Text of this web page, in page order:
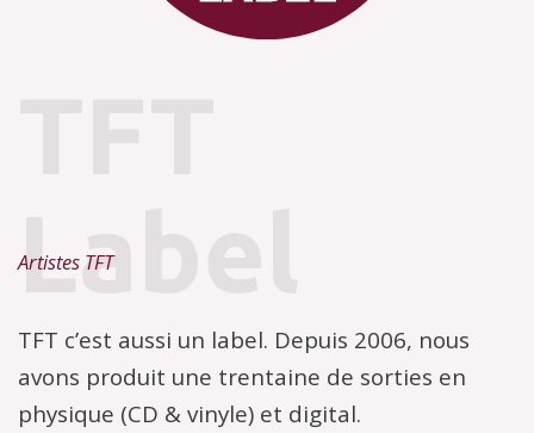
Label
Artistes TFT
TFT c’est aussi un label. Depuis 2006, nous
avons produit une trentaine de sorties en
physique (CD & vinyle) et digital.